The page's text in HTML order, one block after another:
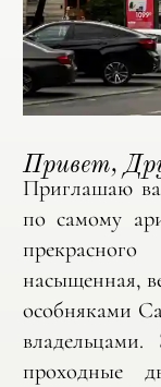
Привет,
Приглашаю
по самому
насыщенная,
особняками
проходные